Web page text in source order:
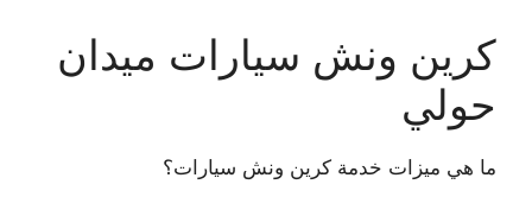
كرين ونش سيارات ميدان
حولي
ما هي ميزات خدمة كرين ونش سيارات؟